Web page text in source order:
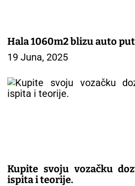
Hala 1060m2 blizu auto
19 Juna, 2025
Kupite svoju vozačku
ispita i teorije.